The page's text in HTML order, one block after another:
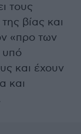
τους
βίας και
«προ των
υπό
και έχουν
και